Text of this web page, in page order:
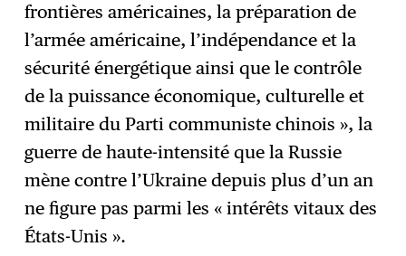
frontières américaines, la préparation de
l’armée américaine, l’indépendance et la
sécurité énergétique ainsi que le contrôle
de la puissance économique, culturelle et
militaire du Parti communiste chinois », la
guerre de haute-intensité que la Russie
mène contre l’Ukraine depuis plus d’un an
ne figure pas parmi les « intérêts vitaux des
États-Unis ».